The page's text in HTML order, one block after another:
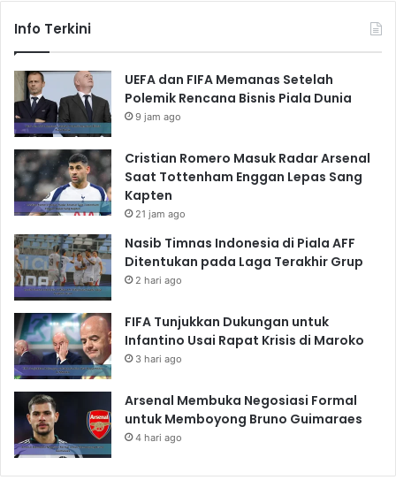
Info Terkini
UEFA dan FIFA Memanas Setelah
Polemik Rencana Bisnis Piala Dunia
9 jam ago
Cristian Romero Masuk Radar Arsenal
Saat Tottenham Enggan Lepas Sang
Kapten
21 jam ago
Nasib Timnas Indonesia di Piala AFF
Ditentukan pada Laga Terakhir Grup
2 hari ago
FIFA Tunjukkan Dukungan untuk
Infantino Usai Rapat Krisis di Maroko
3 hari ago
Arsenal Membuka Negosiasi Formal
untuk Memboyong Bruno Guimaraes
4 hari ago